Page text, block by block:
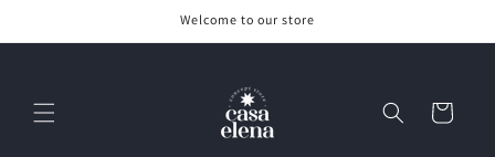
al contenido
Welcome to our store
Carrito